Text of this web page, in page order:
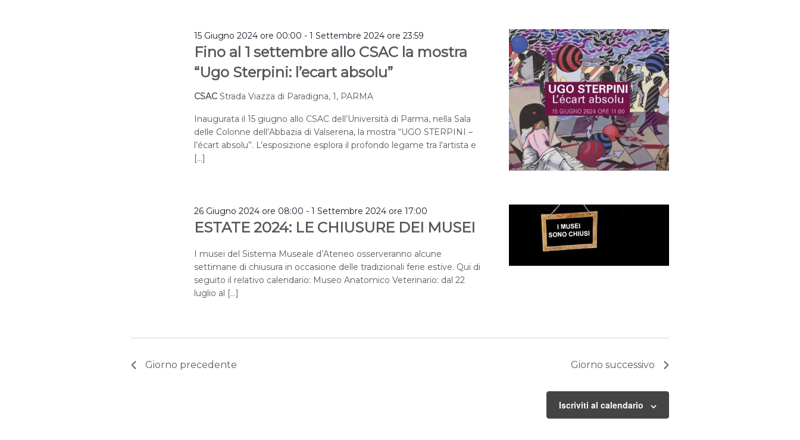
Fino al 1 settembre allo CSAC la mostra
“Ugo Sterpini: l’ecart absolu”
15 Giugno 2024 ore 00:00 - 1 Settembre 2024 ore 23:59
CSAC Strada Viazza di Paradigna, 1, PARMA
Inaugurata il 15 giugno allo CSAC dell’Università di Parma, nella Sala
delle Colonne dell’Abbazia di Valserena, la mostra “UGO STERPINI –
l’écart absolu”. L’esposizione esplora il profondo legame tra l'artista e
[…]
ESTATE 2024: LE CHIUSURE DEI MUSEI
26 Giugno 2024 ore 08:00 - 1 Settembre 2024 ore 17:00
I musei del Sistema Museale d’Ateneo osserveranno alcune
settimane di chiusura in occasione delle tradizionali ferie estive. Qui di
seguito il relativo calendario: Museo Anatomico Veterinario: dal 22
luglio al […]
Giorno precedente Giorno successivo
Iscriviti al calendario